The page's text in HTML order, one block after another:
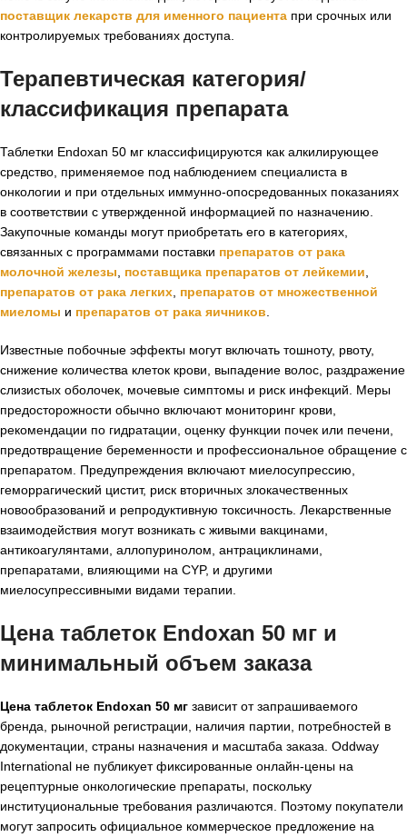
поставщик лекарств для именного пациента при срочных или
контролируемых требованиях доступа.
Терапевтическая категория/
классификация препарата
Таблетки Endoxan 50 мг классифицируются как алкилирующее
средство, применяемое под наблюдением специалиста в
онкологии и при отдельных иммунно-опосредованных показаниях
в соответствии с утвержденной информацией по назначению.
Закупочные команды могут приобретать его в категориях,
связанных с программами поставки препаратов от рака
молочной железы
поставщика препаратов от лейкемии
препаратов от рака легких препаратов от множественной
миеломы и препаратов от рака яичников
Известные побочные эффекты могут включать тошноту, рвоту,
снижение количества клеток крови, выпадение волос, раздражение
слизистых оболочек, мочевые симптомы и риск инфекций. Меры
предосторожности обычно включают мониторинг крови,
рекомендации по гидратации, оценку функции почек или печени,
предотвращение беременности и профессиональное обращение с
препаратом. Предупреждения включают миелосупрессию,
геморрагический цистит, риск вторичных злокачественных
новообразований и репродуктивную токсичность. Лекарственные
взаимодействия могут возникать с живыми вакцинами,
антикоагулянтами, аллопуринолом, антрациклинами,
препаратами, влияющими на CYP, и другими
миелосупрессивными видами терапии.
Цена таблеток Endoxan 50 мг и
минимальный объем заказа
Цена таблеток Endoxan 50 мг зависит от запрашиваемого
бренда, рыночной регистрации, наличия партии, потребностей в
документации, страны назначения и масштаба заказа. Oddway
International не публикует фиксированные онлайн-цены на
рецептурные онкологические препараты, поскольку
институциональные требования различаются. Поэтому покупатели
могут запросить официальное коммерческое предложение на